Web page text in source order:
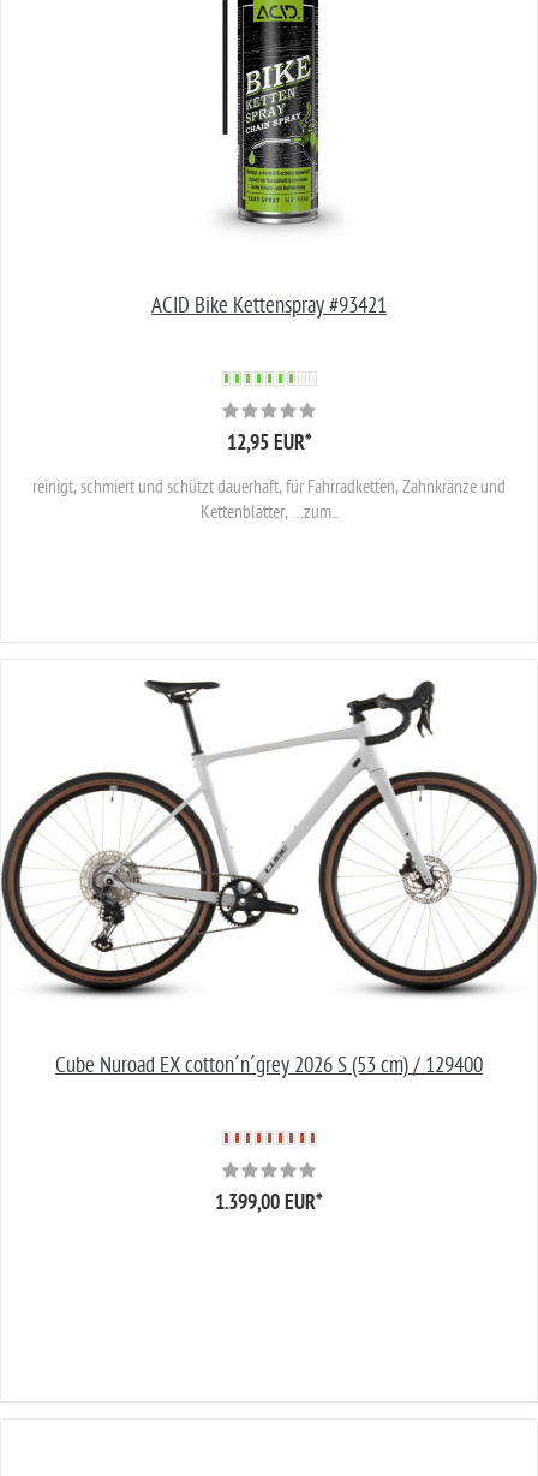
ACID Bike Kettenspray #93421
12,95 EUR*
reinigt, schmiert und schützt dauerhaft, für Fahrradketten, Zahnkränze und
Kettenblätter, …zum...
Cube Nuroad EX cotton´n´grey 2026 S (53 cm) / 129400
1.399,00 EUR*